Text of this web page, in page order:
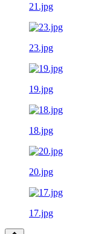
21.jpg
23.jpg
19.jpg
18.jpg
20.jpg
17.jpg